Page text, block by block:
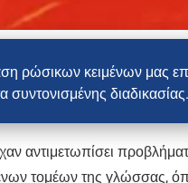
ρώσικων κειμένων μας
διαδικασίας.
αντιμετωπίσει
τομέων της γλώσσας,